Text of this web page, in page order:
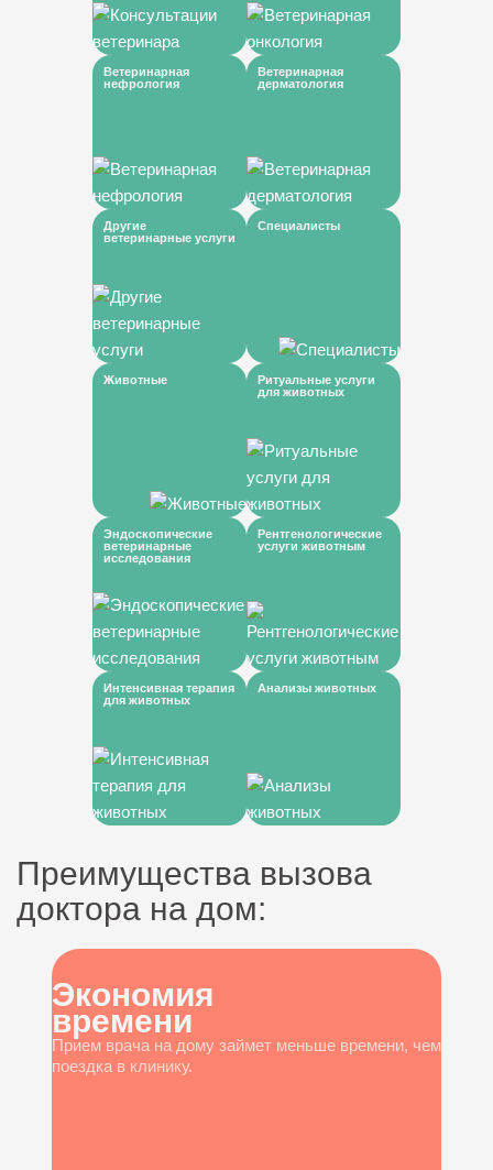
Ветеринарная
нефрология
Ветеринарная
дерматология
Другие
ветеринарные услуги
Специалисты
Животные
Ритуальные услуги
для животных
Эндоскопические
ветеринарные
исследования
Рентгенологические
услуги животным
Интенсивная терапия
для животных
Анализы животных
Преимущества вызова
доктора на дом:
Экономия
времени
Прием врача на дому займет меньше времени, чем
поездка в клинику.